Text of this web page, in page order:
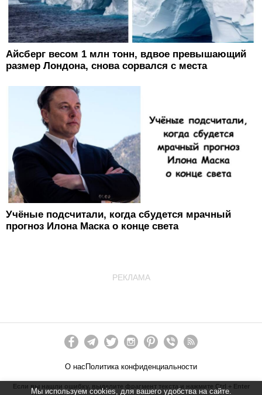
Мы используем cookies, для вашего удобства на сайте.
Айсберг весом 1 млн тонн, вдвое превышающий
размер Лондона, снова сорвался с места
Учёные подсчитали, когда сбудется мрачный
прогноз Илона Маска о конце света
РЕКЛАМА
О нас Политика конфиденциальности
Если вы нашли ошибку, выделите фрагмент текста и нажмите Ctrl + Enter